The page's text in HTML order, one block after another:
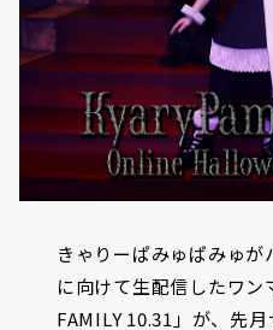
きゃりーぱみゅぱみゅ
に向けて生配信したワ
FAMILY 10.31」が、先